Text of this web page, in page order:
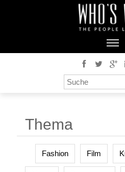
Thema
Fashion Film